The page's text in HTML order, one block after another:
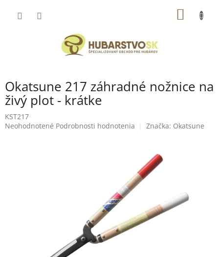
Okatsune 217 záhradné nožnice na
živý plot - krátke
KST217
Priemerné
Neohodnotené Podrobnosti hodnotenia Značka: Okatsune